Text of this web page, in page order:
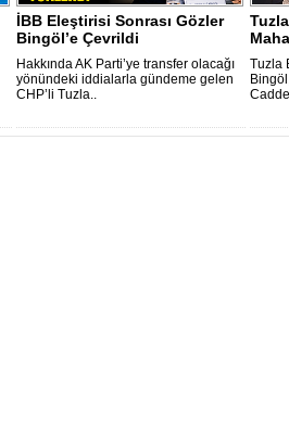
İBB Eleştirisi Sonrası Gözler
Bingöl’e Çevrildi
Hakkında AK Parti’ye transfer olacağı
yönündeki iddialarla gündeme gelen
CHP’li Tuzla..
Tuzla